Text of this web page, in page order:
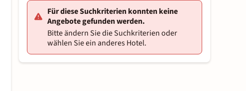
Für diese Suchkriterien konnten keine
Angebote gefunden werden.
Bitte ändern Sie die Suchkriterien oder
wählen Sie ein anderes Hotel.